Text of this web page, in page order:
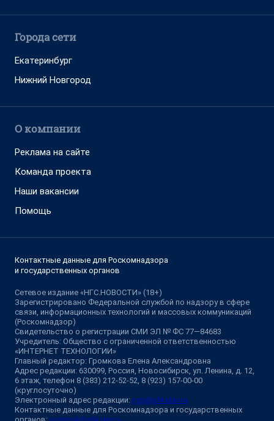
Города сети
Екатеринбург
Нижний Новгород
О компании
Реклама на сайте
Команда проекта
Наши вакансии
Помощь
Контактные данные для Роскомнадзора
и государственных органов
Сетевое издание «НГС.НОВОСТИ» (18+)
Зарегистрировано Федеральной службой по надзору в сфере
связи, информационных технологий и массовых коммуникаций
(Роскомнадзор)
Свидетельство о регистрации СМИ ЭЛ № ФС 77—84683
Учредитель: Общество с ограниченной ответственностью
«ИНТЕРНЕТ ТЕХНОЛОГИИ»
Главный редактор: Громкова Елена Александровна
Адрес редакции: 630099, Россия, Новосибирск, ул. Ленина, д. 12,
6 этаж, телефон 8 (383) 212-52-52, 8 (923) 157-00-00
(круглосуточно)
Электронный адрес редакции: ngs@shkulev.ru
Контактные данные для Роскомнадзора и государственных